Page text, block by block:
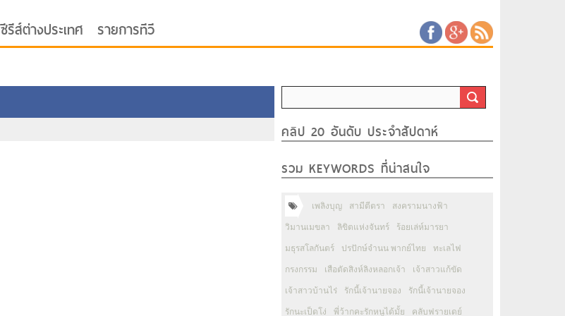
ซีรีส์ต่างประเทศ รายการทีวี
คลิป 20 อันดับ ประจำสัปดาห์
รวม KEYWORDS ที่น่าสนใจ
เพลิงบุญ สามีตีตรา สงครามนางฟ้า
วิมานเมขลา ลิขิตแห่งจันทร์ ร้อยเล่ห์มารยา
มธุรสโลกันตร์ ปรปักษ์จำนน พากย์ไทย ทะเลไฟ
กรงกรรม เสือตัดสิงห์ลิงหลอกเจ้า เจ้าสาวแก้ขัด
เจ้าสาวบ้านไร่ รักนี้เจ้านายจอง รักนี้เจ้านายจอง
รักนะเป็ดโง่ พี่ว้ากคะรักหนูได้มั้ย คลับฟรายเดย์